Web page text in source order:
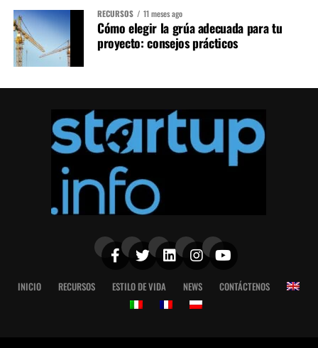
RECURSOS 11 meses ago
Cómo elegir la grúa adecuada para tu
proyecto: consejos prácticos
INICIO RECURSOS ESTILO DE VIDA NEWS CONTÁCTENOS